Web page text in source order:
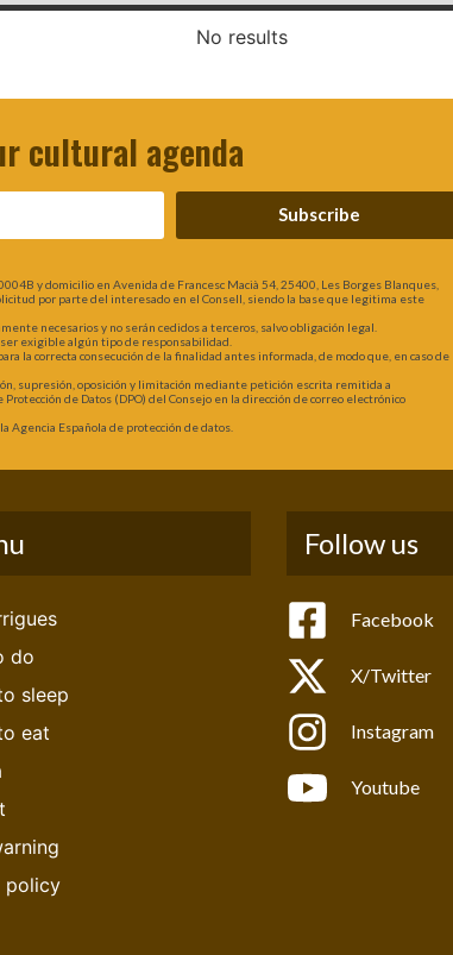
No results
cultural agenda
Subscribe
y domicilio en Avenida de Francesc Macià 54, 25400, Les Borges Blanques,
por parte del interesado en el Consell, siendo la base que legitima este
necesarios y no serán cedidos a terceros, salvo obligación legal.
exigible algún tipo de responsabilidad.
la correcta consecución de la finalidad antes informada, de modo que, en caso de
supresión, oposición y limitación mediante petición escrita remitida a
de Datos (DPO) del Consejo en la dirección de correo electrónico
Española de protección de datos.
do
sleep
eat
policy
Follow us
Facebook
X/Twitter
Instagram
Youtube